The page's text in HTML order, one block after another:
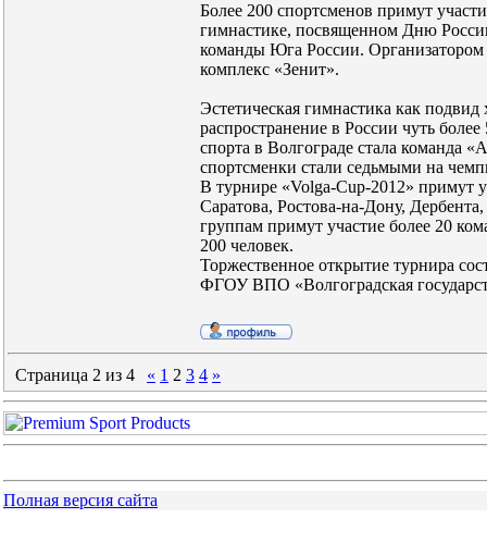
Более 200 спортсменов примут
гимнастике, посвященном Дню
команды Юга России.
комплекс «Зенит».
Эстетическая гимнастика как
распространение в России чуть
спорта в Волгограде стала команда
спортсменки стали седьмыми на
В турнире «Volga-Cup-2012» примут
Саратова, Ростова-на-Дону,
группам примут участие более 20
200 человек.
Торжественное открытие турнира
ФГОУ ВПО «Волгоградская
Страница 2 из 4 « 1 2 3 4 »
Полная версия сайта